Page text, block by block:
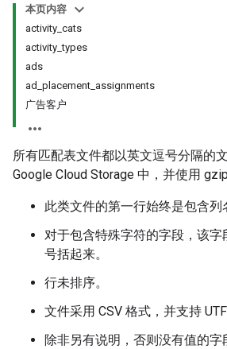
本页内容
activity_cats
activity_types
ads
ad_placement_assignments
广告客户
所有匹配表文件都以英文逗号分隔的
Google Cloud Storage 中，并使用
此类文件的第一行始终是包含列
对于包含特殊字符的字段，该字
号括起来。
行未排序。
文件采用 CSV 格式，并支持
除非另有说明，否则没有值的字